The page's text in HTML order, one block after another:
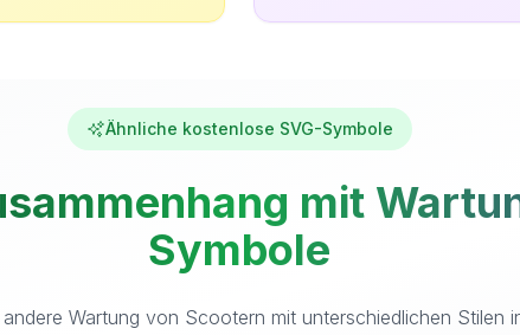
Ähnliche kostenlose SVG-Symbole
mit
Symbole
Wartung von Scootern mit unterschiedlichen Stilen